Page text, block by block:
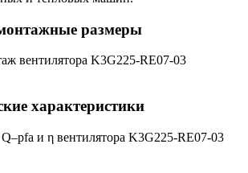
размеры
характеристики